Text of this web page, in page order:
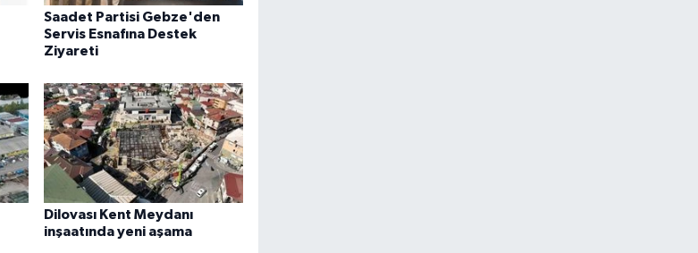
Saadet Partisi Gebze'den
Servis Esnafına Destek
Ziyareti
Dilovası Kent Meydanı
inşaatında yeni aşama